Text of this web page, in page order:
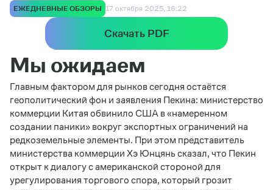
ЕЖЕДНЕВНЫЕ ОБЗОРЫ 17 октября 2025, 16:22
Скачать PDF
Мы ожидаем
Главным фактором для рынков сегодня остаётся
геополитический фон и заявления Пекина: министерство
коммерции Китая обвинило США в «намеренном
создании паники» вокруг экспортных ограничений на
редкоземельные элементы. При этом представитель
министерства коммерции Хэ Юнцянь сказал, что Пекин
открыт к диалогу с американской стороной для
урегулирования торгового спора, который грозит